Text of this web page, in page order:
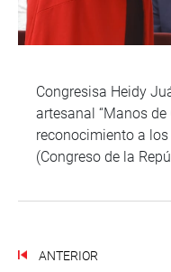
Congresisa Heidy
artesanal “Manos de
reconocimiento a
(Congreso de la
ANTERIOR